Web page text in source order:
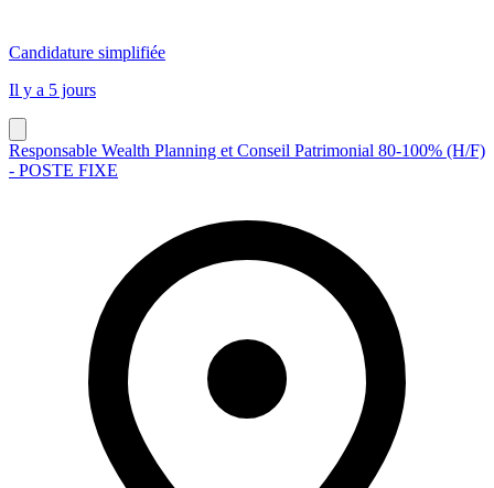
Candidature simplifiée
Il y a 5 jours
Responsable Wealth Planning et Conseil Patrimonial 80-100% (H/F)
- POSTE FIXE